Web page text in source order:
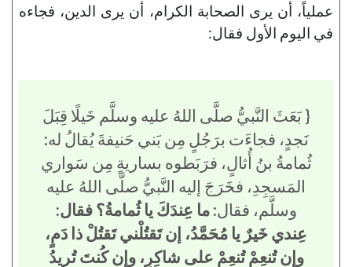
عملياً، أن يرى الصحابة الكرام، أن يرى الدين، فجاءه
في اليوم الأول فقال:
{ بَعَثَ النَّبيُّ صلَّى اللهُ عليه وسلَّم خَيلًا قِبَلَ
نَجدٍ، فجاءَت برَجُلٍ مِن بَني حَنيفةَ يُقالُ له:
ثُمامةُ بنُ أُثالٍ، فرَبَطوه بساريةٍ مِن سَواري
المَسجِدِ، فخَرَجَ إليه النَّبيُّ صلَّى اللهُ عليه
وسلَّم، فقال:ما عِندَكَ يا ثُمامةُ؟ فقال:
عِندي خَيرٌ يا مُحَمَّدُ، إن تَقتُلْني تَقتُلْ ذا دَمٍ،
وإن تُنعِمْ تُنعِمْ على شاكِرٍ، وإن كُنتَ تُريدُ